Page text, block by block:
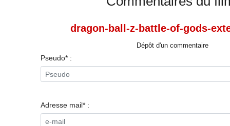
dragon-ball-z-battle-of-gods-
Dépôt d'un commentaire
Pseudo* :
Adresse mail* :